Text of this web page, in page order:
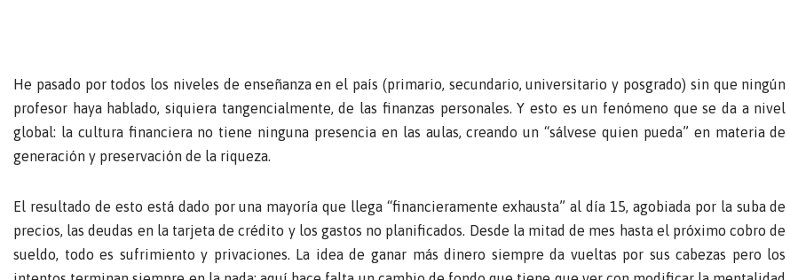
He pasado por todos los niveles de enseñanza en el país (primario, secundario, universitario y posgrado) sin que ningún
profesor haya hablado, siquiera tangencialmente, de las finanzas personales. Y esto es un fenómeno que se da a nivel
global: la cultura financiera no tiene ninguna presencia en las aulas, creando un “sálvese quien pueda” en materia de
generación y preservación de la riqueza.
El resultado de esto está dado por una mayoría que llega “financieramente exhausta” al día 15, agobiada por la suba de
precios, las deudas en la tarjeta de crédito y los gastos no planificados. Desde la mitad de mes hasta el próximo cobro de
sueldo, todo es sufrimiento y privaciones. La idea de ganar más dinero siempre da vueltas por sus cabezas pero los